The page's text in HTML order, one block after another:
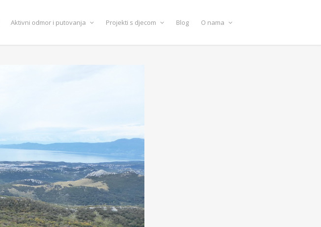
Aktivni odmor i putovanja Projekti s djecom Blog O nama